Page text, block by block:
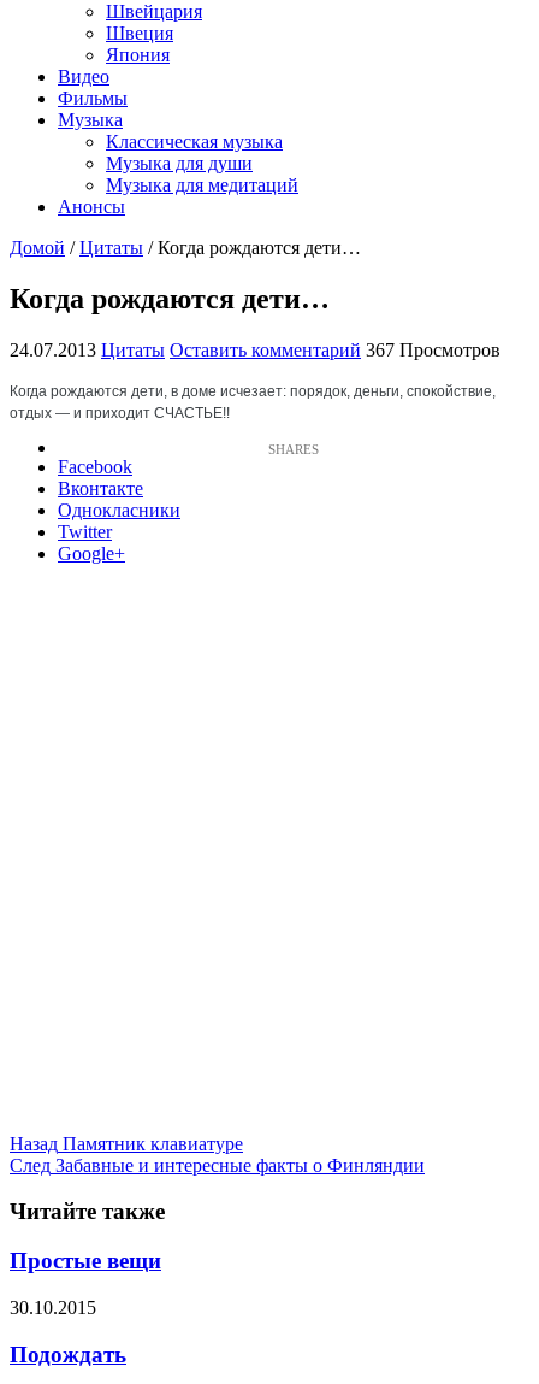
Швейцария
Швеция
Япония
Видео
Фильмы
Музыка
Классическая музыка
Музыка для души
Музыка для медитаций
Анонсы
Домой / Цитаты / Когда рождаются дети…
Когда рождаются дети…
24.07.2013 Цитаты Оставить комментарий 367 Просмотров
Когда рождаются дети, в доме исчезает: порядок, деньги, спокойствие,
отдых — и приходит СЧАСТЬЕ!!
Facebook
Вконтакте
Однокласники
Twitter
Google+
Назад Памятник клавиатуре
След Забавные и интересные факты о Финляндии
Читайте также
Простые вещи
30.10.2015
Подождать